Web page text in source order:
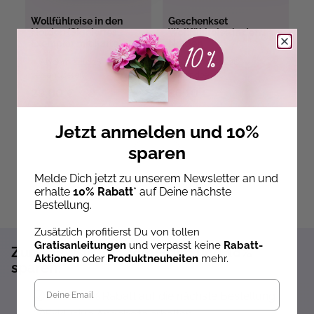
Wollfühlreise in den
Norden (Signiertes
Exemplar mit Karte)
Geschenkset
Wollfühlreise in den
Norden
Ab dem 22.10.26
versandbereit
Zum Newsletter anmelden und 10%
sparen!*
Sofort 10% Rabatt auf die nächste Bestellung
Jetzt anmelden und 10%
sparen
Melde Dich jetzt zu unserem Newsletter an und
erhalte 10% Rabatt* auf Deine nächste
Bestellung.
Zusätzlich profitierst Du von tollen
Gratisanleitungen und verpasst keine Rabatt-
Aktionen oder Produktneuheiten mehr.